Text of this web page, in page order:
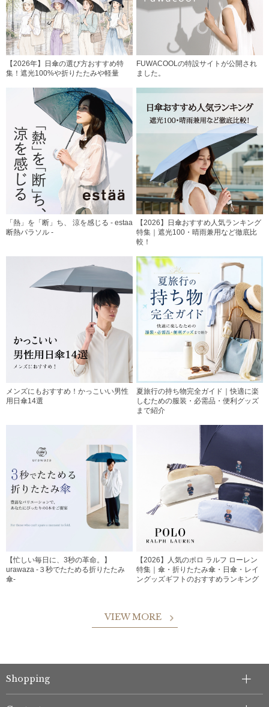
【2026年】日傘の選び方おすすめ特
集！遮光100%や折りたたみや軽量
FUWACOOLの特設サイトが公開され
ました。
「熱」を「断」ち、 涼を感じる - estaa
断熱パラソル -
【2026】日傘おすすめ人気ランキング
特集｜遮光100・晴雨兼用など徹底比
較！
メンズにもおすすめ！かっこいい男性
用日傘14選
夏旅行の持ち物完全ガイド｜快適に楽
しむための服装・必需品・便利グッズ
まで紹介
【忙しい毎日に、3秒の革命。】
urawaza -３秒でたためる折りたたみ
傘-
【2026】人気のポロ ラルフ ローレン
特集｜傘・折りたたみ傘・日傘・レイ
ングッズギフトのおすすめランキング
VIEW MORE
Shopping